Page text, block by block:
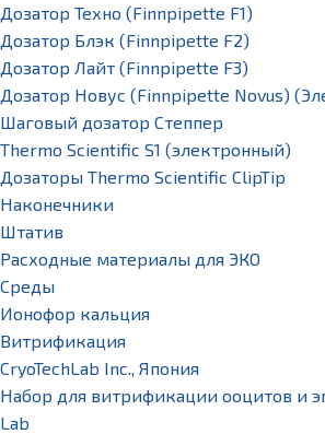
Дозатор Техно (Finnpipette F1)
Дозатор Блэк (Finnpipette F2)
Дозатор Лайт (Finnpipette F3)
Дозатор Новус (Finnpipette Novus)
Шаговый дозатор Степпер
Thermo Scientific S1 (электронный)
Дозаторы Thermo Scientific ClipTip
Наконечники
Штатив
Расходные материалы для ЭКО
Среды
Ионофор кальция
Витрификация
CryoTechLab Inc., Япония
Набор для витрификации ооцитов и
Lab